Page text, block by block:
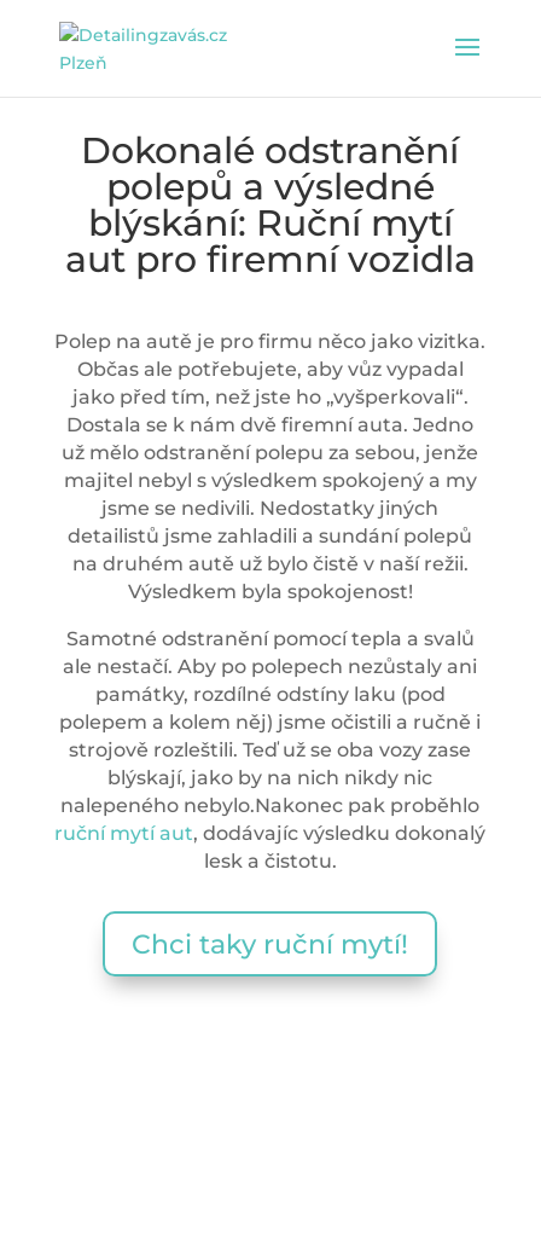
Dokonalé odstranění
polepů a výsledné
blýskání: Ruční mytí
aut pro firemní vozidla
Polep na autě je pro firmu něco jako vizitka.
Občas ale potřebujete, aby vůz vypadal
jako před tím, než jste ho „vyšperkovali“.
Dostala se k nám dvě firemní auta. Jedno
už mělo odstranění polepu za sebou, jenže
majitel nebyl s výsledkem spokojený a my
jsme se nedivili. Nedostatky jiných
detailistů jsme zahladili a sundání polepů
na druhém autě už bylo čistě v naší režii.
Výsledkem byla spokojenost!
Samotné odstranění pomocí tepla a svalů
ale nestačí. Aby po polepech nezůstaly ani
památky, rozdílné odstíny laku (pod
polepem a kolem něj) jsme očistili a ručně i
strojově rozleštili. Teď už se oba vozy zase
blýskají, jako by na nich nikdy nic
nalepeného nebylo.Nakonec pak proběhlo
ruční mytí aut, dodávajíc výsledku dokonalý
lesk a čistotu.
Chci taky ruční mytí!